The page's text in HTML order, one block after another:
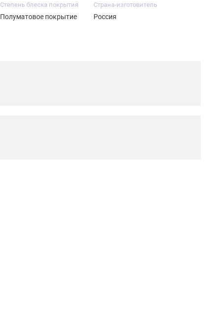
Степень блеска покрытия
Полуматовое покрытие
Страна-изготовитель
Россия